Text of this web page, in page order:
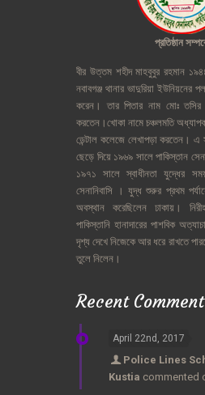
প্রতিষ্ঠান
বীর উত্তম শহীদ মাহবুবুর রহমান
নবাবগঞ্জ থানার ভাদুরিয়া ইউনিয়নের
করেন।
তার পিতার নাম মোঃ তসির
করতেন।খোকা নামে চঞ্চলমতি
ডেন্টাল কলেজে লেখাপড়া করতেন। এ
ছেড়ে দিয়ে ১৯৬৯ সালে পাকিস্তান
১৯৭১
সালে স্বাধীনতা যুদ্ধের
সেনানিবাসি
। যুদ্ধ শুরুর প্রথম
অবস্থান
করেছিলেন ঢাকায়।
পাকিস্তানি হানাদারের পাশবিক
দৃশ্য দেখে নিজেকে আর ধরে রাখতে
তুলে নিলেন।
Recent
April 22nd, 2017
Police Lines
Kustia commented